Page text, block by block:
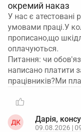
окремий наказ
У нас є атестовані
умовами праці.У
прописано,що
оплачуються.
Питання: чи
написано платити
працівників?Ми
ДК Дарія,
09.08.2026 |